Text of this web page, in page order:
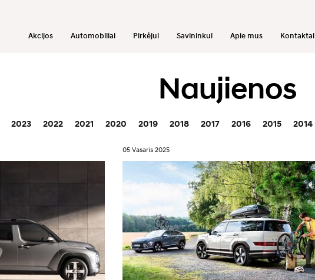
Akcijos Automobiliai Pirkėjui Savininkui Apie mus Kontaktai
Naujienos
2023 2022 2021 2020 2019 2018 2017 2016 2015 2014
05 Vasaris 2025